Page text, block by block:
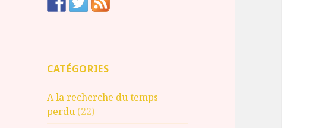
CATÉGORIES
A la recherche du temps
perdu (22)